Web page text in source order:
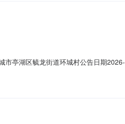
亭湖区毓龙街道环城村公告日期
海路西至：永宁路北至：海纯路附属